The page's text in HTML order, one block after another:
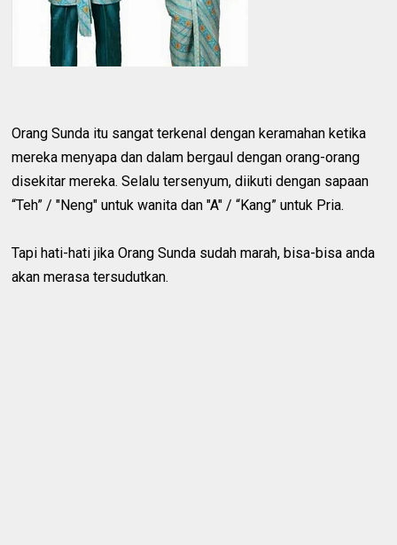
Orang Sunda itu sangat terkenal dengan keramahan ketika
mereka menyapa dan dalam bergaul dengan orang-orang
disekitar mereka. Selalu tersenyum, diikuti dengan sapaan
“Teh” / "Neng" untuk wanita dan "A" / “Kang” untuk Pria.
Tapi hati-hati jika Orang Sunda sudah marah, bisa-bisa anda
akan merasa tersudutkan.